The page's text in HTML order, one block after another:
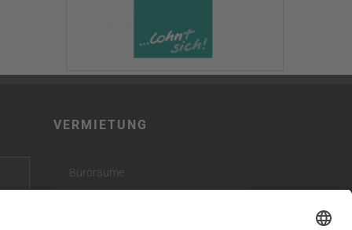
VERMIETUNG
Büroräume